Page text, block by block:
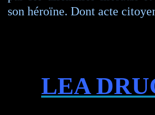
son héroïne. Dont acte
LEA